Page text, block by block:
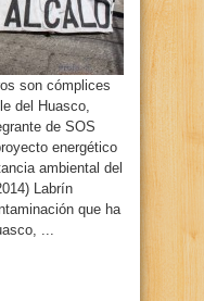
son cómplices
del Huasco,
de SOS
energético
ambiental del
Labrín
que ha
...